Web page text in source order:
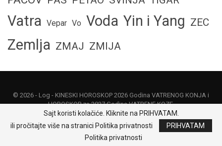
Vatra Vepar Vo Voda Yin i Yang ZEC
Zemlja ZMAJ ZMIJA
© 2026 - Log - KINESKI HOROSKOP 2026 Godina VATRENOG KONJA i
HOROSKOP za 2027 Godina VATRENE KOZE.
Politika privatnosti|Uslovi korišćenja|O nama |Kontakt|Odricanje od
odgovornosti
Sajt koristi kolačiće. Kliknite na PRIHVATAM.
ili pročitajte više na stranici Politika privatnosti
PRIHVATAM
Politika privatnosti